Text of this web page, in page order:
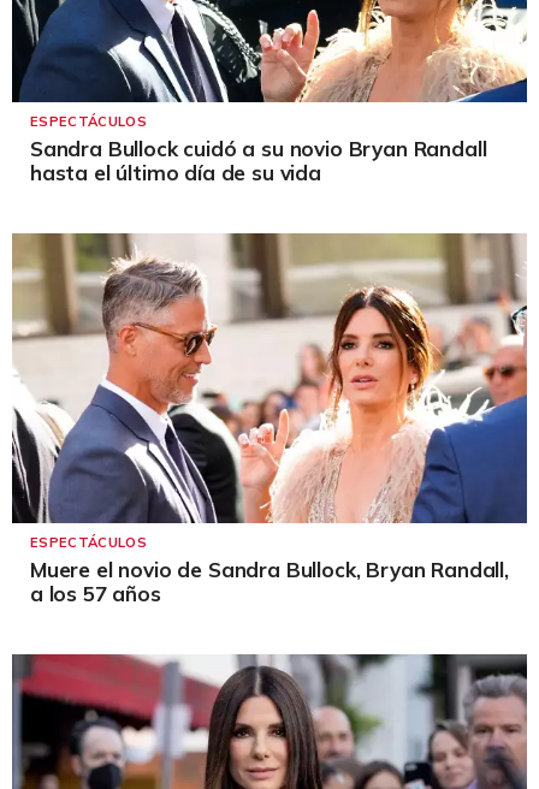
ESPECTÁCULOS
Sandra Bullock cuidó a su novio Bryan Randall
hasta el último día de su vida
ESPECTÁCULOS
Muere el novio de Sandra Bullock, Bryan Randall,
a los 57 años